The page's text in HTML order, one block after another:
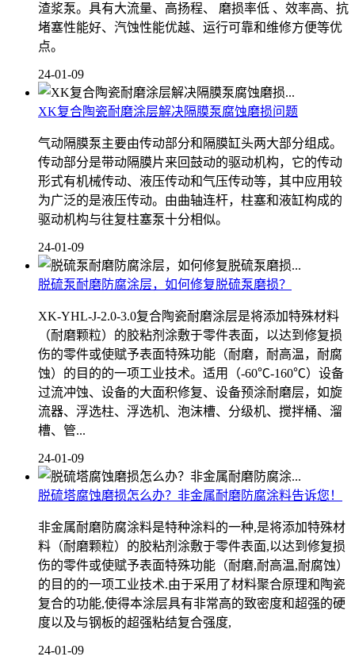
渣浆泵。具有大流量、高扬程、 磨损率低 、效率高、抗
堵塞性能好、汽蚀性能优越、运行可靠和维修方便等优
点。
24-01-09
XK复合陶瓷耐磨涂层解决隔膜泵腐蚀磨损问题
气动隔膜泵主要由传动部分和隔膜缸头两大部分组成。
传动部分是带动隔膜片来回鼓动的驱动机构，它的传动
形式有机械传动、液压传动和气压传动等，其中应用较
为广泛的是液压传动。由曲轴连杆，柱塞和液缸构成的
驱动机构与往复柱塞泵十分相似。
24-01-09
脱硫泵耐磨防腐涂层，如何修复脱硫泵磨损？
XK-YHL-J-2.0-3.0复合陶瓷耐磨涂层是将添加特殊材料
（耐磨颗粒）的胶粘剂涂敷于零件表面，以达到修复损
伤的零件或使赋予表面特殊功能（耐磨，耐高温，耐腐
蚀）的目的的一项工业技术。适用（-60℃-160℃）设备
过流冲蚀、设备的大面积修复、设备预涂耐磨层，如旋
流器、浮选柱、浮选机、泡沫槽、分级机、搅拌桶、溜
槽、管...
24-01-09
脱硫塔腐蚀磨损怎么办？非金属耐磨防腐涂料告诉您！
非金属耐磨防腐涂料是特种涂料的一种,是将添加特殊材
料（耐磨颗粒）的胶粘剂涂敷于零件表面,以达到修复损
伤的零件或使赋予表面特殊功能（耐磨,耐高温,耐腐蚀）
的目的的一项工业技术.由于采用了材料聚合原理和陶瓷
复合的功能,使得本涂层具有非常高的致密度和超强的硬
度以及与钢板的超强粘结复合强度,
24-01-09